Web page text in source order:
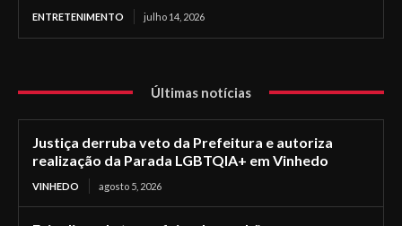
ENTRETENIMENTO julho 14, 2026
Últimas notícias
Justiça derruba veto da Prefeitura e autoriza
realização da Parada LGBTQIA+ em Vinhedo
VINHEDO agosto 5, 2026